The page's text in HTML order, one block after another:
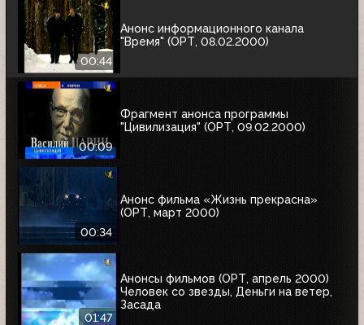
00:44
Анонс информационного канала
"Время" (ОРТ, 08.02.2000)
00:09
Фрагмент анонса программы
"Цивилизация" (ОРТ, 09.02.2000)
00:34
Анонс фильма «Жизнь прекрасна»
(ОРТ, март 2000)
01:47
Анонсы фильмов (ОРТ, апрель 2000)
Человек со звезды, Деньги на ветер,
Засада